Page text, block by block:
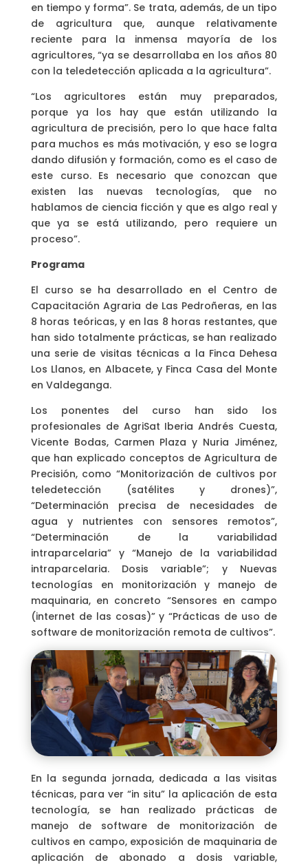
en tiempo y forma”. Se trata, además, de un tipo
de agricultura que, aunque relativamente
reciente para la inmensa mayoría de los
agricultores, “ya se desarrollaba en los años 80
con la teledetección aplicada a la agricultura”.
“Los agricultores están muy preparados,
porque ya los hay que están utilizando la
agricultura de precisión, pero lo que hace falta
para muchos es más motivación, y eso se logra
dando difusión y formación, como es el caso de
este curso. Es necesario que conozcan que
existen las nuevas tecnologías, que no
hablamos de ciencia ficción y que es algo real y
que ya se está utilizando, pero requiere un
proceso”.
Programa
El curso se ha desarrollado en el Centro de
Capacitación Agraria de Las Pedroñeras, en las
8 horas teóricas, y en las 8 horas restantes, que
han sido totalmente prácticas, se han realizado
una serie de visitas técnicas a la Finca Dehesa
Los Llanos, en Albacete, y Finca Casa del Monte
en Valdeganga.
Los ponentes del curso han sido los
profesionales de AgriSat Iberia Andrés Cuesta,
Vicente Bodas, Carmen Plaza y Nuria Jiménez,
que han explicado conceptos de Agricultura de
Precisión, como “Monitorización de cultivos por
teledetección (satélites y drones)”,
“Determinación precisa de necesidades de
agua y nutrientes con sensores remotos”,
“Determinación de la variabilidad
intraparcelaria” y “Manejo de la variabilidad
intraparcelaria. Dosis variable”; y Nuevas
tecnologías en monitorización y manejo de
maquinaria, en concreto “Sensores en campo
(internet de las cosas)” y “Prácticas de uso de
software de monitorización remota de cultivos”.
En la segunda jornada, dedicada a las visitas
técnicas, para ver “in situ” la aplicación de esta
tecnología, se han realizado prácticas de
manejo de software de monitorización de
cultivos en campo, exposición de maquinaria de
aplicación de abonado a dosis variable,